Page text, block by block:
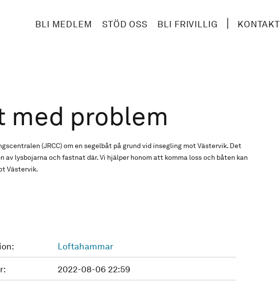
BLI MEDLEM STÖD OSS BLI FRIVILLIG KONTAKT
med problem
(JRCC) om en segelbåt på grund vid insegling mot Västervik. Det
av lysbojarna och fastnat där. Vi hjälper honom att komma loss och båten kan
Västervik.
Loftahammar
2022-08-06 22:59